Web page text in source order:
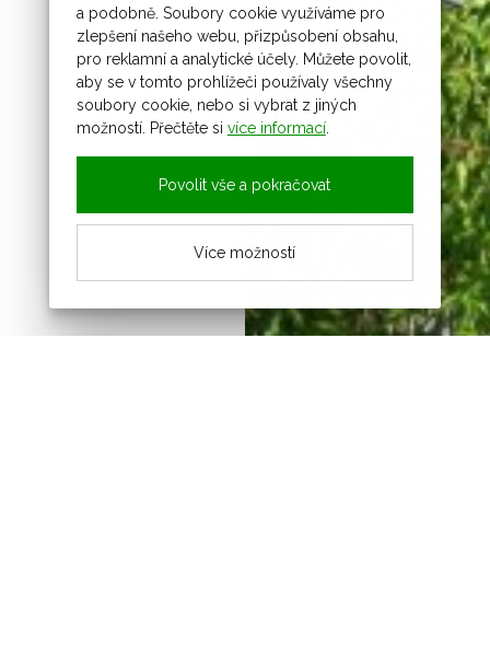
a podobně. Soubory cookie využíváme pro
zlepšení našeho webu, přizpůsobení obsahu,
pro reklamní a analytické účely. Můžete povolit,
aby se v tomto prohlížeči používaly všechny
soubory cookie, nebo si vybrat z jiných
možností. Přečtěte si více informací.
Povolit vše a pokračovat
Více možností